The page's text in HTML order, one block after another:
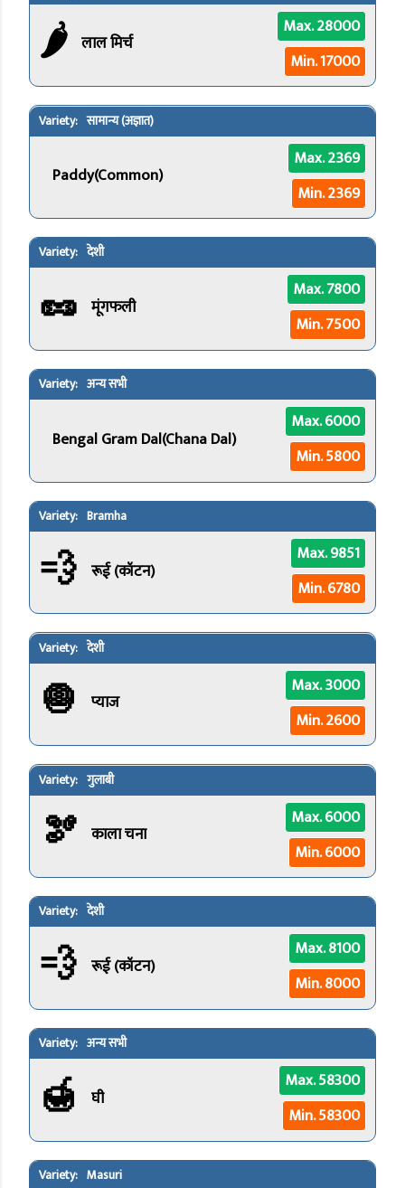
🌶️ लाल मिर्च
Max. 28000
Min. 17000
सामान्य (अज्ञात)
Paddy(Common)
Max. 2369
Min. 2369
देशी
🥜 मूंगफली
Max. 7800
Min. 7500
अन्य सभी
Bengal Gram Dal(Chana Dal)
Max. 6000
Min. 5800
Bramha
💨 रूई (कॉटन)
Max. 9851
Min. 6780
देशी
🧅 प्याज
Max. 3000
Min. 2600
गुलाबी
🫘 काला चना
Max. 6000
Min. 6000
देशी
💨 रूई (कॉटन)
Max. 8100
Min. 8000
अन्य सभी
🍯 घी
Max. 58300
Min. 58300
Masuri